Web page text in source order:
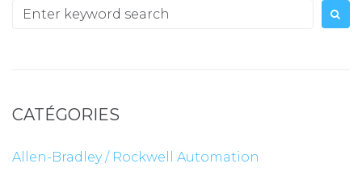
Search
CATÉGORIES
Allen-Bradley / Rockwell Automation